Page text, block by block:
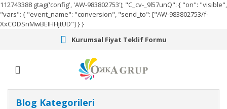
112743388 gtag('config', 'AW-983802753'); "C_cv-_9l57unQ": { "on": "visible",
"vars": { "event_name": "conversion", "send_to": ["AW-983802753/f-
XxCODSnMwBEIHHjtUD"] } }
Kurumsal Fiyat Teklif Formu
Blog Kategorileri